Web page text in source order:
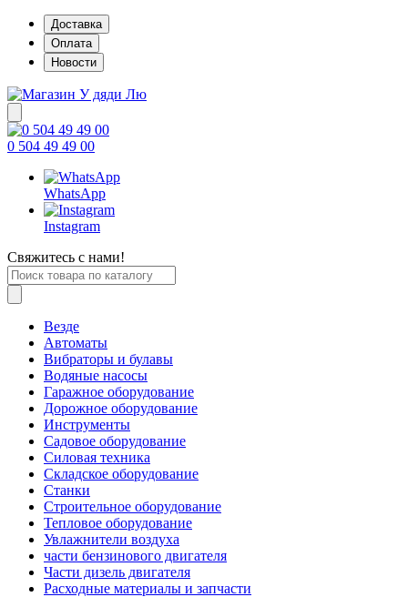
Доставка
Оплата
Новости
0 504 49 49 00
WhatsApp
Instagram
Свяжитесь с нами!
Везде
Автоматы
Вибраторы и булавы
Водяные насосы
Гаражное оборудование
Дорожное оборудование
Инструменты
Садовое оборудование
Силовая техника
Складское оборудование
Станки
Строительное оборудование
Тепловое оборудование
Увлажнители воздуха
части бензинового двигателя
Части дизель двигателя
Расходные материалы и запчасти